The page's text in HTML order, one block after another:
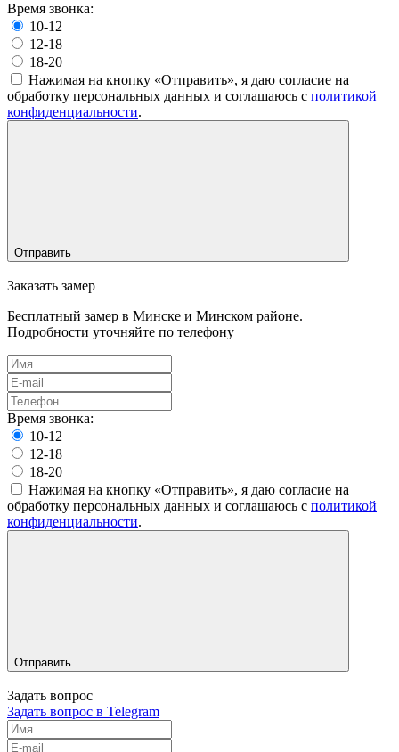
Время звонка:
10-12
12-18
18-20
Нажимая на кнопку «Отправить», я даю согласие на
обработку персональных данных и соглашаюсь c политикой
конфиденциальности.
Отправить
Заказать замер
Бесплатный замер в Минске и Минском районе.
Подробности уточняйте по телефону
Время звонка:
10-12
12-18
18-20
Нажимая на кнопку «Отправить», я даю согласие на
обработку персональных данных и соглашаюсь c политикой
конфиденциальности.
Отправить
Задать вопрос
Задать вопрос в Telegram